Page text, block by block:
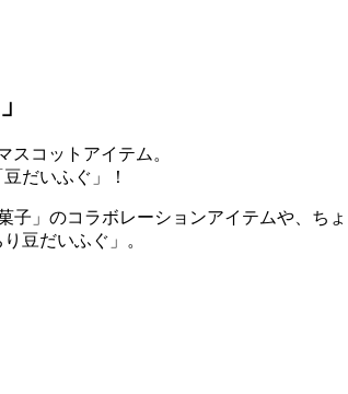
コットアイテム。
だいふぐ」！
」のコラボレーションアイテムや、ち
豆だいふぐ」。